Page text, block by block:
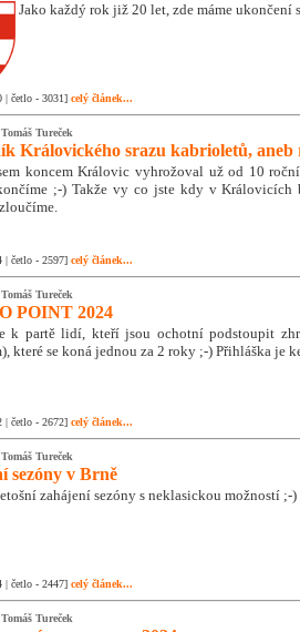
Jako každý rok již 20 let, zde máme ukončení
| četlo - 3031] celý článek...
Tomáš Tureček
Královického srazu kabrioletů, aneb
koncem Královic vyhrožoval už od 10
;-) Takže vy co jste kdy v
| četlo - 2597] celý článek...
Tomáš Tureček
POINT 2024
k partě lidí, kteří jsou ochotní podstoupit
které se koná jednou za 2 roky ;-) Přihláška je
| četlo - 2672] celý článek...
Tomáš Tureček
sezóny v Brně
zahájení sezóny s neklasickou možností ;-)
| četlo - 2447] celý článek...
Tomáš Tureček